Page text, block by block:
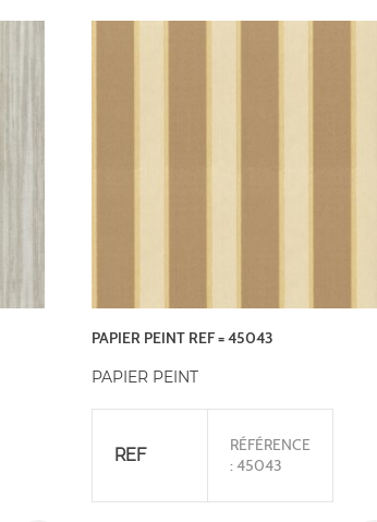
PAPIER PEINT REF = 45043
PAPIER PEINT
REF
RÉFÉRENCE
: 45043